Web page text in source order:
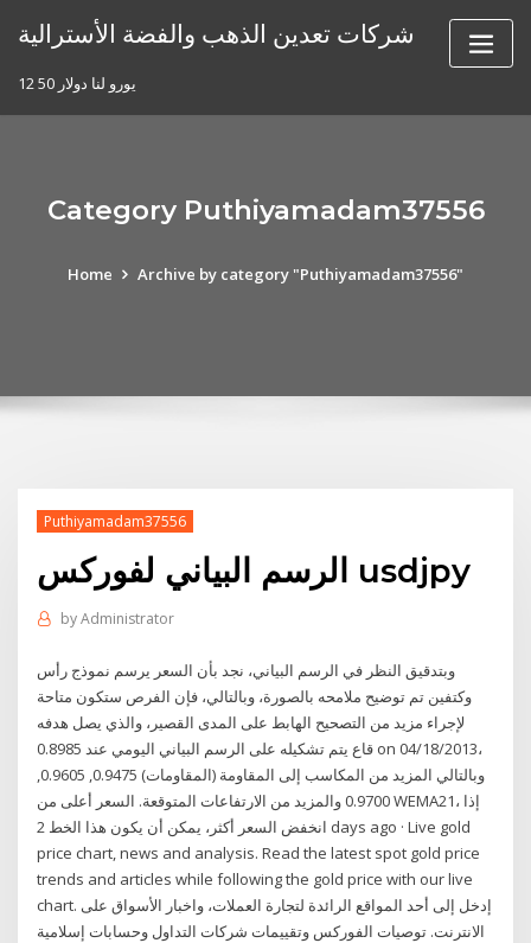
شركات تعدين الذهب والفضة الأسترالية
12 50 يورو لنا دولار
Category Puthiyamadam37556
Home Archive by category "Puthiyamadam37556"
Puthiyamadam37556
الرسم البياني لفوركس usdjpy
byAdministrator
وبتدقيق النظر في الرسم البياني، نجد بأن السعر يرسم نموذج رأس
وكتفين تم توضيح ملامحه بالصورة، وبالتالي، فإن الفرص ستكون متاحة
لإجراء مزيد من التصحيح الهابط على المدى القصير، والذي يصل هدفه
قاع يتم تشكيله على الرسم البياني اليومي عند 0.8985 on 04/18/2013،
وبالتالي المزيد من المكاسب إلى المقاومة (المقاومات) 0.9475, 0.9605,
0.9700 والمزيد من الارتفاعات المتوقعة. السعر أعلى من WEMA21، إذا
انخفض السعر أكثر، يمكن أن يكون هذا الخط 2 days ago · Live gold
price chart, news and analysis. Read the latest spot gold price
trends and articles while following the gold price with our live
chart. إدخل إلى أحد المواقع الرائدة لتجارة العملات، واخبار الأسواق على
الانترنت. توصيات الفوركس وتقييمات شركات التداول وحسابات إسلامية